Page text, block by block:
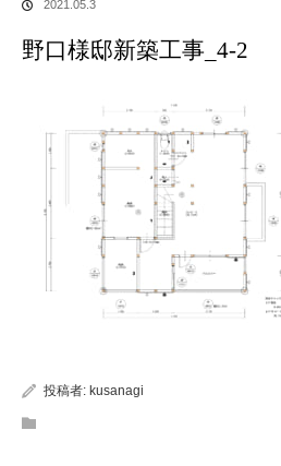
2021.05.3
野口様邸新築工事_4-2
投稿者: kusanagi